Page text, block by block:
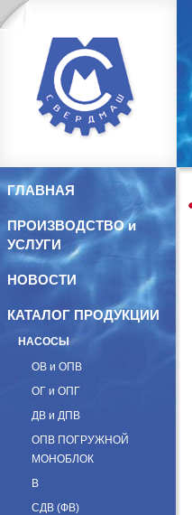
ГЛАВНАЯ
ПРОИЗВОДСТВО и
УСЛУГИ
НОВОСТИ
КАТАЛОГ ПРОДУКЦИИ
НАСОСЫ
ОВ и ОПВ
ОГ и ОПГ
ДВ и ДПВ
ОПВ ПОГРУЖНОЙ
МОНОБЛОК
В
СДВ (ФВ)